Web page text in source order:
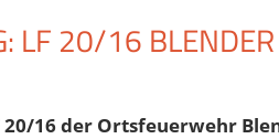
LF 20/16 BLENDER
20/16 der Ortsfeuerwehr